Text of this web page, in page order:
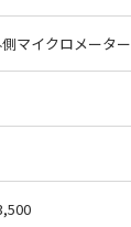
マイクロメーター